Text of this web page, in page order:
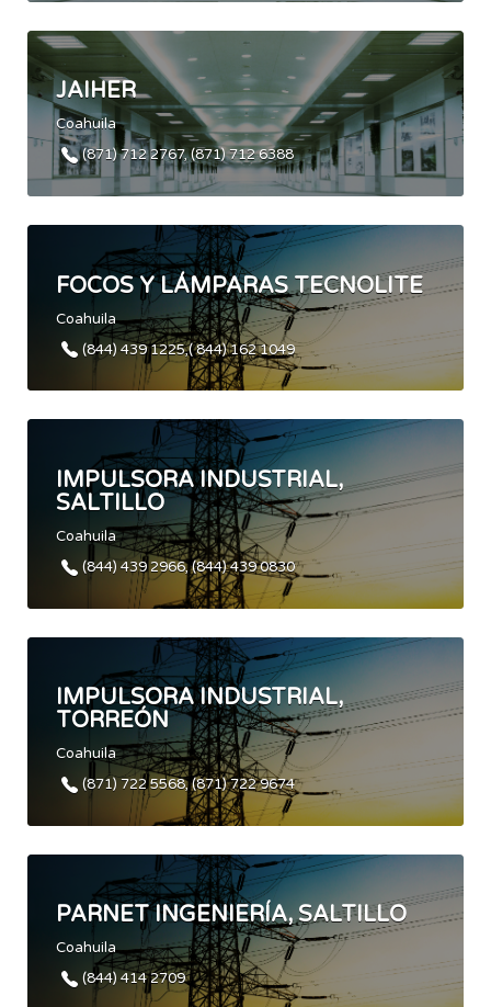
JAIHER
Coahuila
(871) 712 2767, (871) 712 6388
FOCOS Y LÁMPARAS TECNOLITE
Coahuila
(844) 439 1225,( 844) 162 1049
IMPULSORA INDUSTRIAL,
SALTILLO
Coahuila
(844) 439 2966, (844) 439 0830
IMPULSORA INDUSTRIAL,
TORREÓN
Coahuila
(871) 722 5568, (871) 722 9674
PARNET INGENIERÍA, SALTILLO
Coahuila
(844) 414 2709